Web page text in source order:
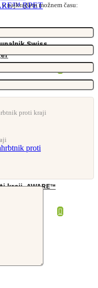
Swiss
kraji, AWARE™
najkrajšem možnem času: